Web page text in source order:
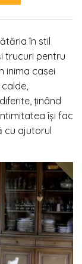
în stil
trucuri pentru
inima casei
ținând
își fac
cu ajutorul